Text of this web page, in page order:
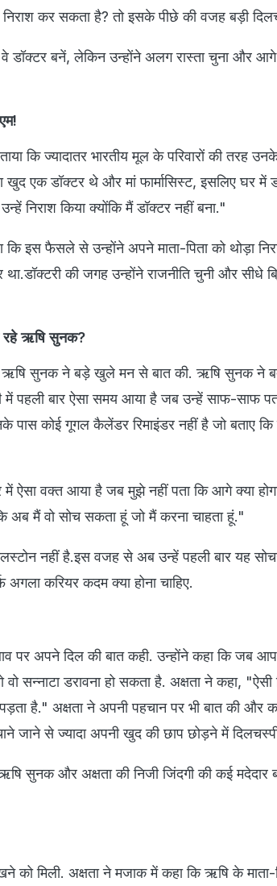
निराश कर सकता है? तो इसके पीछे की वजह बड़ी
वे डॉक्टर बनें, लेकिन उन्होंने अलग रास्ता चुना और आगे
कि ज्यादातर भारतीय मूल के परिवारों की तरह
खुद एक डॉक्टर थे और मां फार्मासिस्ट, इसलिए घर में
निराश किया क्योंकि मैं डॉक्टर नहीं बना."
इस फैसले से उन्होंने अपने माता-पिता को थोड़ा
की जगह उन्होंने राजनीति चुनी और सीधे
रहे ऋषि सुनक?
ऋषि सुनक ने बड़े खुले मन से बात की. ऋषि सुनक ने
में पहली बार ऐसा समय आया है जब उन्हें साफ-साफ
पास कोई गूगल कैलेंडर रिमाइंडर नहीं है जो बताए कि
ऐसा वक्त आया है जब मुझे नहीं पता कि आगे क्या
अब मैं वो सोच सकता हूं जो मैं करना चाहता हूं."
नहीं है.इस वजह से अब उन्हें पहली बार यह
करियर कदम क्या होना चाहिए.
पर अपने दिल की बात कही. उन्होंने कहा कि जब
सन्नाटा डरावना हो सकता है. अक्षता ने कहा, "ऐसी
है." अक्षता ने अपनी पहचान पर भी बात की और
जाने से ज्यादा अपनी खुद की छाप छोड़ने में
सुनक और अक्षता की निजी जिंदगी की कई मदेदार
को मिली. अक्षता ने मजाक में कहा कि ऋषि के माता-